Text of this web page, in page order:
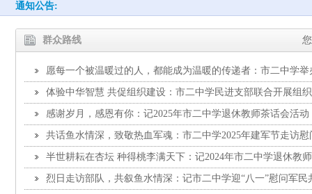
通知公告:
群众路线
愿每一个被温暖过的人，都能成为温暖的传递者：市二中学
动暨“汝觉”关爱基金成立仪式
体验中华智慧 共促组织建设：市二中学民进支部联合开展组
感谢岁月，感恩有你：记2025年市二中学退休教师茶话会活动
共话鱼水情深，致敬热血军魂：市二中学2025年建军节走访
半世耕耘在杏坛 种得桃李满天下：记2024年市二中学退休教
烈日走访部队，共叙鱼水情深：记市二中学迎“八一”慰问军民